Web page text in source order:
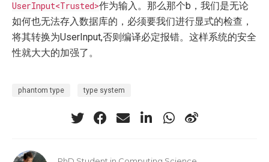
UserInput<Trusted>作为输入。那么那个b，我们是无论
如何也无法存入数据库的，必须要我们进行显式的检查，
将其转换为UserInput,否则编译必定报错。这样系统的安全
性就大大的加强了。
phantom type type system